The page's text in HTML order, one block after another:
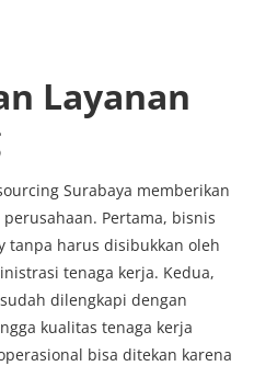
Layanan
Surabaya memberikan
Pertama, bisnis
tanpa harus disibukkan oleh
tenaga kerja. Kedua,
dilengkapi dengan
kualitas tenaga kerja
bisa ditekan karena